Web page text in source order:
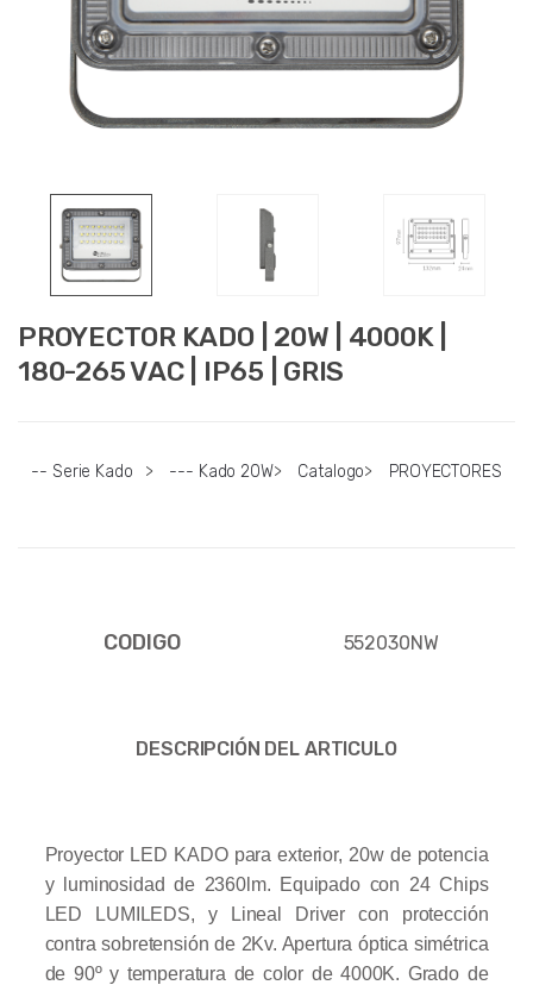
PROYECTOR KADO | 20W | 4000K |
180-265 VAC | IP65 | GRIS
-- Serie Kado > --- Kado 20W> Catalogo> PROYECTORES
CODIGO 552030NW
DESCRIPCIÓN DEL ARTICULO
Proyector LED KADO para exterior, 20w de potencia
y luminosidad de 2360lm. Equipado con 24 Chips
LED LUMILEDS, y Lineal Driver con protección
contra sobretensión de 2Kv. Apertura óptica simétrica
de 90º y temperatura de color de 4000K. Grado de